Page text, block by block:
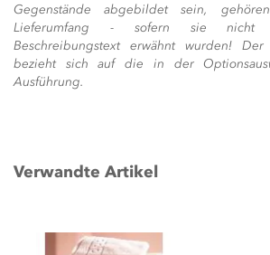
Gegenstände abgebildet sein,
Lieferumfang - sofern sie nicht
Beschreibungstext erwähnt wurden!
bezieht sich auf die in der
Ausführung.
Verwandte Artikel